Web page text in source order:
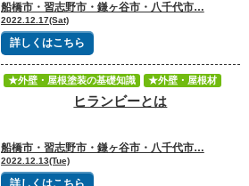
船橋市・習志野市・鎌ヶ谷市・八千代市…
2022.12.17(Sat)
詳しくはこちら
ヒランビーとは
船橋市・習志野市・鎌ヶ谷市・八千代市…
2022.12.13(Tue)
★外壁・屋根塗装の基礎知識
★外壁・屋根材